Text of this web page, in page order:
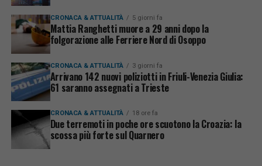
CRONACA & ATTUALITÀ 5 giorni fa
Mattia Ranghetti muore a 29 anni dopo la
folgorazione alle Ferriere Nord di Osoppo
CRONACA & ATTUALITÀ 3 giorni fa
Arrivano 142 nuovi poliziotti in Friuli-Venezia Giulia:
61 saranno assegnati a Trieste
CRONACA & ATTUALITÀ 18 ore fa
Due terremoti in poche ore scuotono la Croazia: la
scossa più forte sul Quarnero